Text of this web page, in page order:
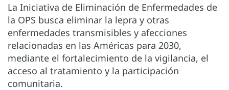
La Iniciativa de Eliminación de Enfermedades de
la OPS busca eliminar la lepra y otras
enfermedades transmisibles y afecciones
relacionadas en las Américas para 2030,
mediante el fortalecimiento de la vigilancia, el
acceso al tratamiento y la participación
comunitaria.